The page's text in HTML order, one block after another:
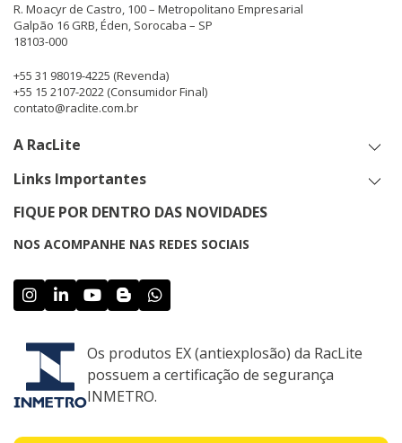
R. Moacyr de Castro, 100 – Metropolitano Empresarial
Galpão 16 GRB, Éden, Sorocaba – SP
18103-000
+55 31 98019-4225 (Revenda)
+55 15 2107-2022 (Consumidor Final)
contato@raclite.com.br
A RacLite
Links Importantes
FIQUE POR DENTRO DAS NOVIDADES
NOS ACOMPANHE NAS REDES SOCIAIS
Os produtos EX (antiexplosão) da RacLite
possuem a certificação de segurança
INMETRO.